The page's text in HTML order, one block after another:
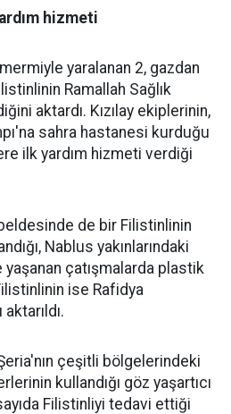
hizmeti
yaralanan 2, gazdan
Ramallah Sağlık
aktardı. Kızılay ekiplerinin,
sahra hastanesi kurduğu
ilk yardım hizmeti verdiği
de bir Filistinlinin
Nablus yakınlarındaki
çatışmalarda plastik
ise Rafidya
çeşitli bölgelerindeki
kullandığı göz yaşartıcı
Filistinliyi tedavi ettiği